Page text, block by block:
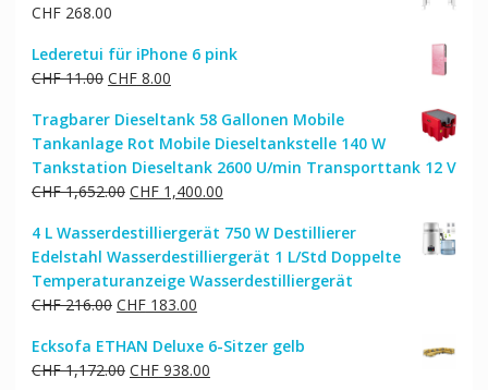
CHF268.00
Lederetui für iPhone 6 pink
CHF11.00 Ursprünglicher
war:
CHF 11.00
CHF8.00Aktueller
ist:
CHF 8.00.
Tragbarer Dieseltank 58 Gallonen Mobile
Tankanlage Rot Mobile Dieseltankstelle 140 W
Tankstation Dieseltank 2600 U/min Transporttank 12 V
CHF1,652.00 Ursprünglicher
war:
CHF 1,652.00
CHF1,400.00Aktueller
ist:
CHF 1,400.00.
4 L Wasserdestilliergerät 750 W Destillierer
Edelstahl Wasserdestilliergerät 1 L/Std Doppelte
Temperaturanzeige Wasserdestilliergerät
CHF216.00 Ursprünglicher
war:
CHF 216.00
CHF183.00Aktueller
ist:
CHF 183.00.
Ecksofa ETHAN Deluxe 6-Sitzer gelb
CHF1,172.00 Ursprünglicher
CHF938.00Aktueller